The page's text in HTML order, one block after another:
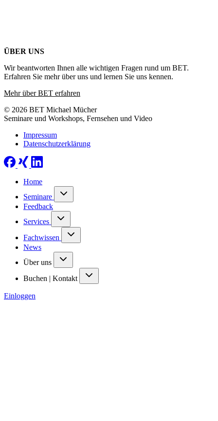
ÜBER UNS
Wir beantworten Ihnen alle wichtigen Fragen rund um BET.
Erfahren Sie mehr über uns und lernen Sie uns kennen.
Mehr über BET erfahren
© 2026 BET Michael Mücher
Seminare und Workshops, Fernsehen und Video
Impressum
Datenschutzerklärung
Home
Seminare
Feedback
Services
Fachwissen
News
Über uns
Buchen | Kontakt
Einloggen